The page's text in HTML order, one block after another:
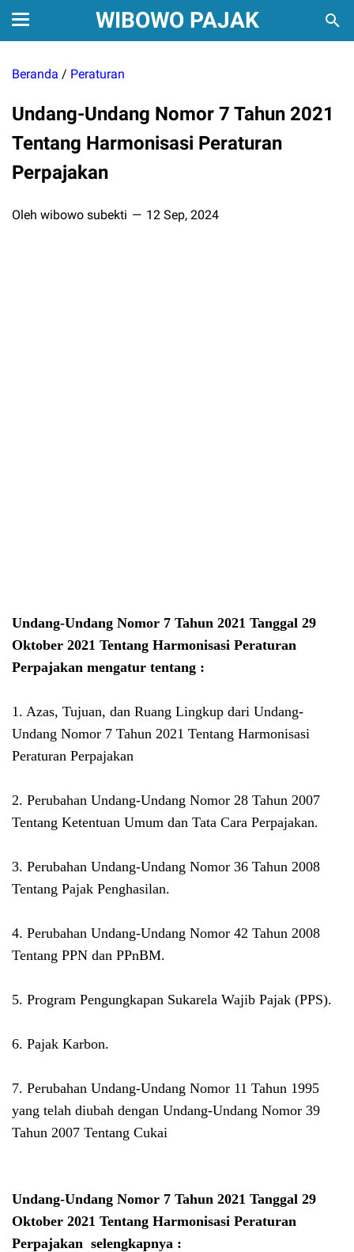
WIBOWO PAJAK
Beranda / Peraturan
Undang-Undang Nomor 7 Tahun 2021
Tentang Harmonisasi Peraturan
Perpajakan
Oleh wibowo subekti 12 Sep, 2024
Undang-Undang Nomor 7 Tahun 2021 Tanggal 29
Oktober 2021 Tentang Harmonisasi Peraturan
Perpajakan mengatur tentang :
1. Azas, Tujuan, dan Ruang Lingkup dari Undang-
Undang Nomor 7 Tahun 2021 Tentang Harmonisasi
Peraturan Perpajakan
2. Perubahan Undang-Undang Nomor 28 Tahun 2007
Tentang Ketentuan Umum dan Tata Cara Perpajakan.
3. Perubahan Undang-Undang Nomor 36 Tahun 2008
Tentang Pajak Penghasilan.
4. Perubahan Undang-Undang Nomor 42 Tahun 2008
Tentang PPN dan PPnBM.
5. Program Pengungkapan Sukarela Wajib Pajak (PPS).
6. Pajak Karbon.
7. Perubahan Undang-Undang Nomor 11 Tahun 1995
yang telah diubah dengan Undang-Undang Nomor 39
Tahun 2007 Tentang Cukai
Undang-Undang Nomor 7 Tahun 2021 Tanggal 29
Oktober 2021 Tentang Harmonisasi Peraturan
Perpajakan selengkapnya :